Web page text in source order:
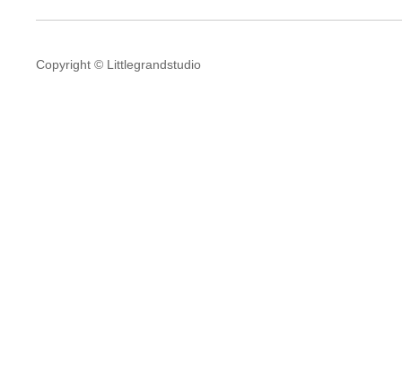
Copyright © Littlegrandstudio